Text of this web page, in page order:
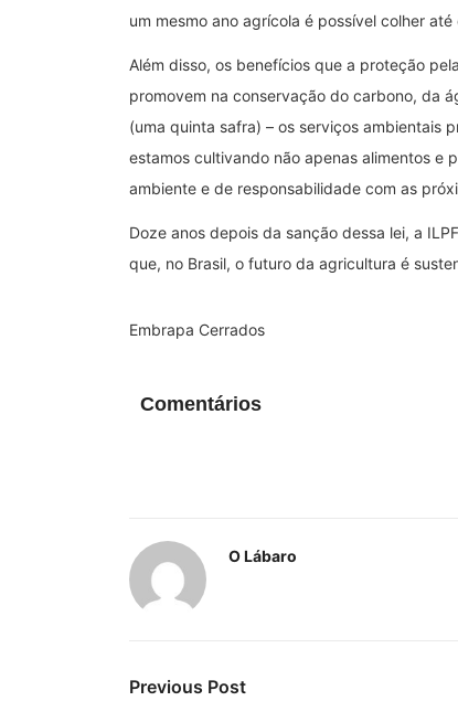
um mesmo ano agrícola é possível colher
Além disso, os benefícios que a proteção
promovem na conservação do carbono, da
(uma quinta safra) – os serviços ambientais
estamos cultivando não apenas alimentos e
ambiente e de responsabilidade com as
Doze anos depois da sanção dessa lei, a
que, no Brasil, o futuro da agricultura é
Embrapa Cerrados
Comentários
O Lábaro
Previous Post